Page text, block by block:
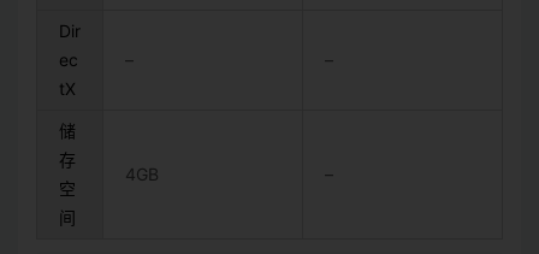
Dir
ec
tX
– –
储
存
空
间
4GB –